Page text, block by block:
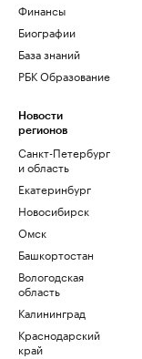
Финансы
Биографии
База знаний
РБК Образование
Новости
регионов
Санкт-Петербург
и область
Екатеринбург
Новосибирск
Омск
Башкортостан
Вологодская
область
Калининград
Краснодарский
край